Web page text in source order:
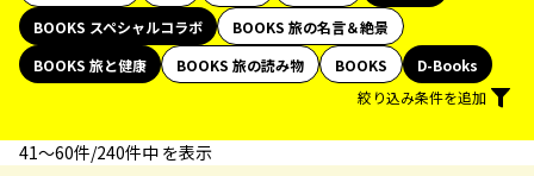
BOOKS スペシャルコラボ
BOOKS 旅の名言＆絶景
BOOKS 旅と健康
BOOKS 旅の読み物 BOOKS
D-Books
絞り込み条件を追加
41〜60件/240件中 を表示